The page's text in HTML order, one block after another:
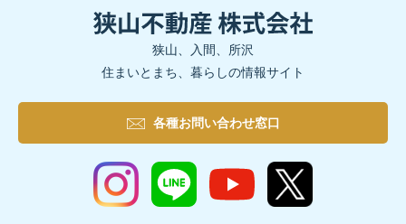
突っ張り式の器具も、天井の強度や形状によっては使用
家探しの内見で確認したいチェックポイント
狭山市・入間市・所沢市などで推し活部屋のある家を探
壁面の広さ 窓、ドア、収納扉、エアコンを避けても展
旅行中の空き巣対策を考える場合は、玄関や窓が道
狭山市・所沢市・入間市周辺で新築戸建や注文住宅
新築戸建と注文住宅で考える防犯の違い
新築戸建と注文住宅では、防犯設備を確認するタイミ
災害後の復旧しやすさを確認するチェックリ
購入前や設計前には、被害を防ぐ項目と、被害後に
新築戸建を見学する基本ステップ
新築戸建の見学は、事前準備、現地確認、振り返りの
間取図と販売資料で確認したい場所を決める
アレルギー、持病、乳幼児、高齢者への配慮
普段の食事で使い、買い足す日を決めた
ハザードマップと在宅避難・持ち出しの方針
テレビを対応する器具でテレビ台へ固定する
食器棚の扉に開放防止器具を取り付ける
吊り下げ照明の固定状態を確認する
テーブルの下へ身を寄せる場合も、周囲に食器棚や背の
地震発生時にとるべき行動｜机の下に入る判断と耐
備蓄スペースまで含めて住まいの条件を整理し
狭山市・入間市・所沢市周辺で住まいを探す際は、
住まい選びと暮らしの備えを詳しく知りたい方へ
断水時のトイレはどうする？戸建てで備える災害用
地震対策や住宅購入に関するスタッフブログを確認す
戸建ての防災条件を含めて住宅購入相談をする
断水に備える基本ステップ
断水時のトイレ対策は、用品を購入するだけでなく、
家族構成、在宅時間、介助の有無を整理する
変形地に希望の間取りが入るか整理してみませ
狭山市・入間市・所沢市周辺で土地や新築戸建を検
変形地や住宅購入について相談する
変形地で家づくりを進める基本ステップ
狭山、入間、所沢
住まいとまち、暮らしの情報サイト
各種お問い合わせ窓口